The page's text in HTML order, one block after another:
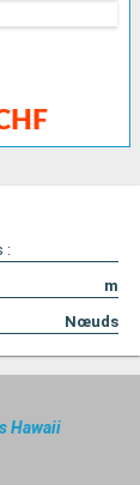
:
m
Nœuds
Hawaii